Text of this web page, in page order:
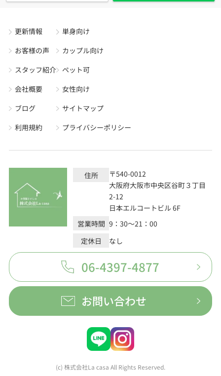
更新情報
お客様の声
スタッフ紹介
会社概要
ブログ
利用規約
単身向け
カップル向け
ペット可
女性向け
サイトマップ
プライバシーポリシー
住所
〒540-0012
大阪府大阪市中央区谷町３丁目
2-12
日本エルコートビル 6F
営業時間 9：30～21：00
定休日
なし
06-4397-4877
お問い合わせ
(c) 株式会社La casa All Rights Reserved.